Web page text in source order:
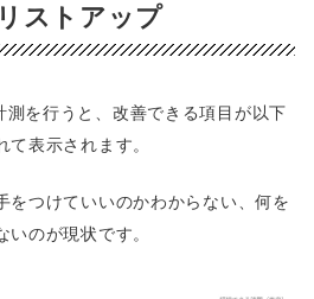
ストアップ
を行うと、改善できる項目が以下
表示されます。
をつけていいのかわからない、何を
いのが現状です。